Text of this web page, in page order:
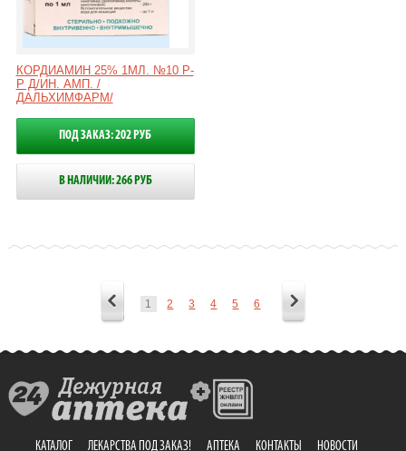
КОРДИАМИН 25% 1МЛ. №10 Р-
Р Д/ИН. АМП. /
ДАЛЬХИМФАРМ/
ПОД ЗАКАЗ: 202 РУБ
В НАЛИЧИИ: 266 РУБ
1 2 3 4 5 6
КАТАЛОГ ЛЕКАРСТВА ПОД ЗАКАЗ! АПТЕКА КОНТАКТЫ НОВОСТИ